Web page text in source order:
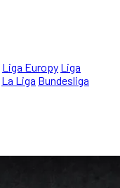
Liga Europy Liga
La Liga Bundesliga